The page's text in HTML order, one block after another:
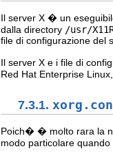
Il server X � un
dalla directory /usr/
file di configurazione del
Il server X e i file di
Red Hat Enterprise
7.3.1.
Poich� � molto rara la
modo particolare